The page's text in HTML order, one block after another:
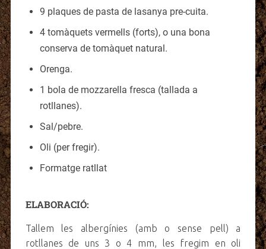
9 plaques de pasta de lasanya pre-cuita.
4 tomàquets vermells (forts), o una bona
conserva de tomàquet natural.
Orenga.
1 bola de mozzarella fresca (tallada a
rotllanes).
Sal/pebre.
Oli (per fregir).
Formatge ratllat
ELABORACIÓ:
Tallem les albergínies (amb o sense pell) a
rotllanes de uns 3 o 4 mm, les fregim en oli